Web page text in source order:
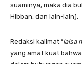
suaminya, maka dia
Hibban, dan lain-lain).
Redaksi kalimat “laisa
yang amat kuat